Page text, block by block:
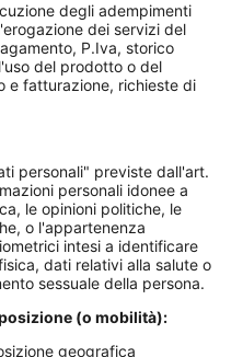
degli adempimenti
dei servizi del
P.Iva, storico
del prodotto o del
e fatturazione, richieste di
personali" previste dall'art.
personali idonee a
le opinioni politiche, le
o l'appartenenza
intesi a identificare
dati relativi alla salute o
sessuale della persona.
(o mobilità):
geografica